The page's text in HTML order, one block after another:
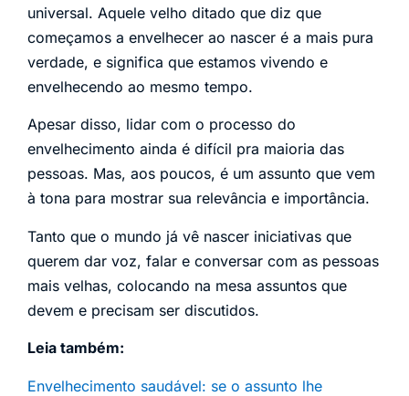
universal. Aquele velho ditado que diz que
começamos a envelhecer ao nascer é a mais pura
verdade, e significa que estamos vivendo e
envelhecendo ao mesmo tempo.
Apesar disso, lidar com o processo do
envelhecimento ainda é difícil pra maioria das
pessoas. Mas, aos poucos, é um assunto que vem
à tona para mostrar sua relevância e importância.
Tanto que o mundo já vê nascer iniciativas que
querem dar voz, falar e conversar com as pessoas
mais velhas, colocando na mesa assuntos que
devem e precisam ser discutidos.
Leia também:
Envelhecimento saudável: se o assunto lhe